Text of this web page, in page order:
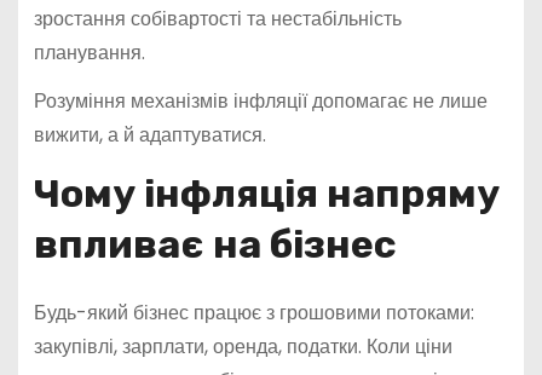
зростання собівартості та нестабільність
планування.
Розуміння механізмів інфляції допомагає не лише
вижити, а й адаптуватися.
Чому інфляція напряму
впливає на бізнес
Будь-який бізнес працює з грошовими потоками:
закупівлі, зарплати, оренда, податки. Коли ціни